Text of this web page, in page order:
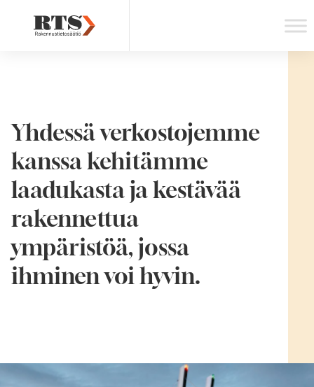
Yhdessä verkostojemme
kanssa kehitämme
laadukasta ja kestävää
rakennettua ​
ympäristöä, jossa
ihminen voi hyvin.